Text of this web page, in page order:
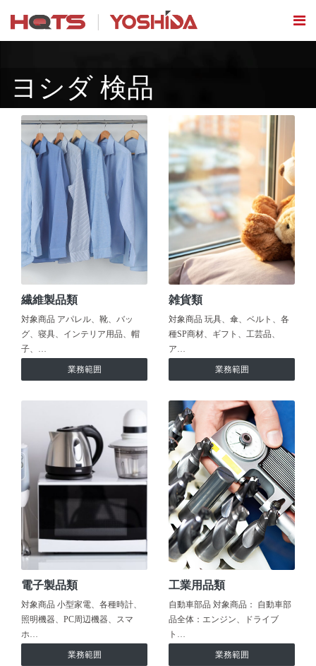
ヨシダ 検品
繊維製品類
対象商品 アパレル、靴、バッ
グ、寝具、インテリア用品、帽
子、…
業務範囲
雑貨類
対象商品 玩具、傘、ベルト、各
種SP商材、ギフト、工芸品、
ア…
業務範囲
電子製品類
対象商品 小型家電、各種時計、
照明機器、PC周辺機器、スマ
ホ…
業務範囲
工業用品類
自動車部品 対象商品： 自動車部
品全体：エンジン、ドライブ
ト…
業務範囲